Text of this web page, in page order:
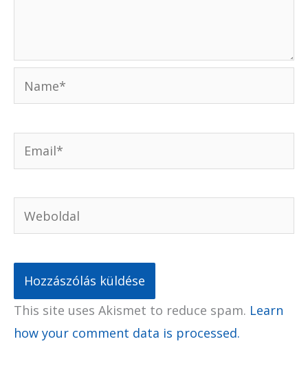
Name*
Email*
Weboldal
This site uses Akismet to reduce spam. Learn
how your comment data is processed.